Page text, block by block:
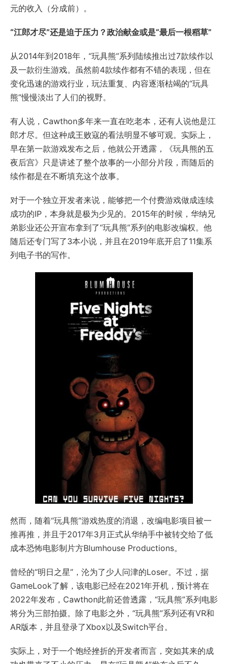
元的收入（分成前）。
“江郎才尽”还是迫于压力？政治献金或是“最后一根稻草”
从2014年到2018年，“玩具熊”系列陆续推出过7款续作以
及一款衍生游戏。虽然前4款续作都有不错的表现，但在
变化迅速的游戏行业，玩法重复、内容逐渐枯竭的“玩具
熊”慢慢淡出了人们的视野。
有人说，Cawthon多年来一直在吃老本，还有人说他是江
郎才尽。但这种成王败寇的看法明显不够可观。实际上，
早在第一款游戏发布之后，他就公开透露，《玩具熊的五
夜后宫》只是讲述了整个故事的一小部分片段，而随后的
续作都是在不断填充这个故事。
对于一个独立开发者来说，能够把一个付费游戏做成连续
成功的IP，本身就是极为少见的。2015年的时候，华纳兄
弟影业还公开宣布拿到了“玩具熊”系列的电影改编权。他
随后还专门写了3本小说，并且在2019年底开启了11集系
列电子书的写作。
然而，随着“玩具熊”游戏热度的消退，改编电影项目被一
推再推，并且于2017年3月正式从华纳手中被转交给了低
成本恐怖电影制片方Blumhouse Productions。
曾经的“明日之星”，沦为了少人问津的Loser。不过，据
GameLook了解，该电影已经在2021年开机，预计将在
2022年发布，Cawthon此前还曾透露，“玩具熊”系列电影
将分为三部拍摄。除了电影之外，“玩具熊”系列还有VR和
AR版本，并且登录了Xbox以及Switch平台。
实际上，对于一个饱经挫折的开发者而言，突如其来的成